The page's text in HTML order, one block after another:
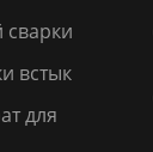
встык
для